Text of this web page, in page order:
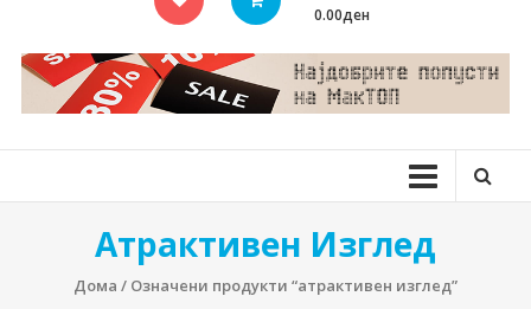
0.00ден
Атрактивен Изглед
Дома / Означени продукти “атрактивен изглед”